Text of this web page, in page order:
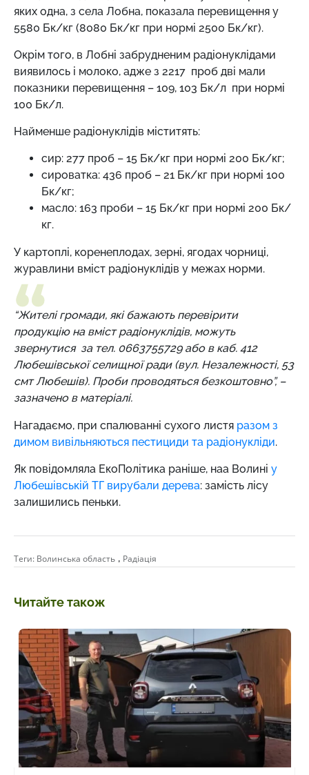
яких одна, з села Лобна, показала перевищення у
5580 Бк/кг (8080 Бк/кг при нормі 2500 Бк/кг).
Окрім того, в Лобні забрудненим радіонуклідами
виявилось і молоко, адже з 2217 проб дві мали
показники перевищення – 109, 103 Бк/л при нормі
100 Бк/л.
Найменше радіонуклідів міститять:
сир: 277 проб – 15 Бк/кг при нормі 200 Бк/кг;
сироватка: 436 проб – 21 Бк/кг при нормі 100
Бк/кг;
масло: 163 проби – 15 Бк/кг при нормі 200 Бк/
кг.
У картоплі, коренеплодах, зерні, ягодах чорниці,
журавлини вміст радіонуклідів у межах норми.
“Жителі громади, які бажають перевірити
продукцію на вміст радіонуклідів, можуть
звернутися за тел. 0663755729 або в каб. 412
Любешівської селищної ради (вул. Незалежності, 53
смт Любешів). Проби проводяться безкоштовно”, –
зазначено в матеріалі.
Нагадаємо, при спалюванні сухого листя разом з
димом вивільняються пестициди та радіонукліди.
Як повідомляла ЕкоПолітика раніше, наа Волині у
Любешівській ТГ вирубали дерева: замість лісу
залишились пеньки.
Теги: Волинська область , Радіація
Читайте також